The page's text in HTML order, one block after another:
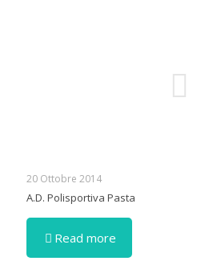
20 Ottobre 2014
A.D. Polisportiva Pasta
Read more